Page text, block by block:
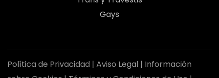
Gays
Política de Privacidad | Aviso Legal | Información